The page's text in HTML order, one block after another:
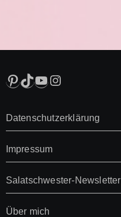
Pinterest
TikTok
YouTube
Instagram
Datenschutzerklärung
Impressum
Salatschwester-Newsletter
Über mich